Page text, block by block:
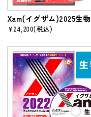
Xam(イグザム)2025生物
¥24,200(税込)